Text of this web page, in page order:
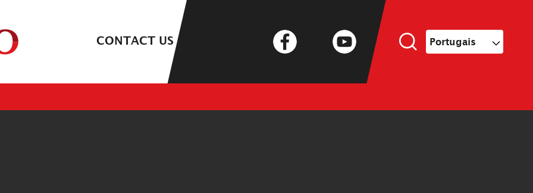
CONTACT US Facebook
TwitterYouTube
Portugais